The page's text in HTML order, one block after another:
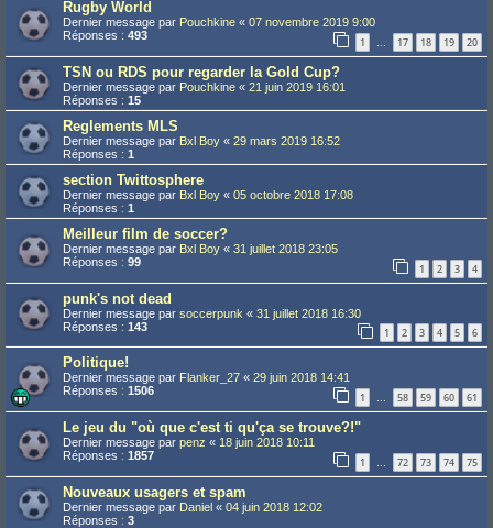
Rugby World
Dernier message par Pouchkine « 07 novembre 2019 9:00
Réponses : 493 1 … 17 18 19 20
TSN ou RDS pour regarder la Gold Cup?
Dernier message par Pouchkine « 21 juin 2019 16:01
Réponses : 15
Reglements MLS
Dernier message par Bxl Boy « 29 mars 2019 16:52
Réponses : 1
section Twittosphere
Dernier message par Bxl Boy « 05 octobre 2018 17:08
Réponses : 1
Meilleur film de soccer?
Dernier message par Bxl Boy « 31 juillet 2018 23:05
Réponses : 99 1 2 3 4
punk's not dead
Dernier message par soccerpunk « 31 juillet 2018 16:30
Réponses : 143 1 2 3 4 5 6
Politique!
Dernier message par Flanker_27 « 29 juin 2018 14:41
Réponses : 1506 1 … 58 59 60 61
Le jeu du "où que c'est ti qu'ça se trouve?!"
Dernier message par penz « 18 juin 2018 10:11
Réponses : 1857 1 … 72 73 74 75
Nouveaux usagers et spam
Dernier message par Daniel « 04 juin 2018 12:02
Réponses : 3